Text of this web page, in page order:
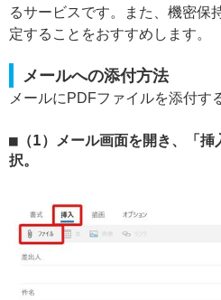
るサービスです。また、機密保
定することをおすすめします。
メールへの添付方法
メールにPDFファイルを添付す
（1）メール画面を開き、「
択。